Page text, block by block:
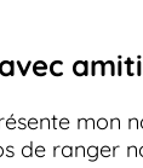
mon
de ranger